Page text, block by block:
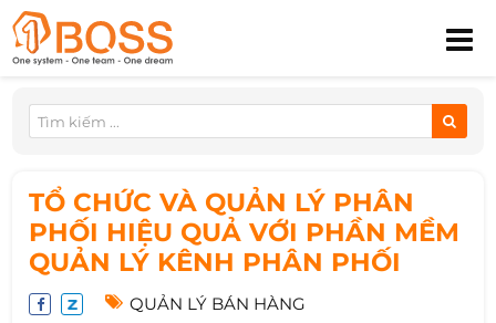
TỔ CHỨC VÀ QUẢN LÝ PHÂN
PHỐI HIỆU QUẢ VỚI PHẦN MỀM
QUẢN LÝ KÊNH PHÂN PHỐI
QUẢN LÝ BÁN HÀNG